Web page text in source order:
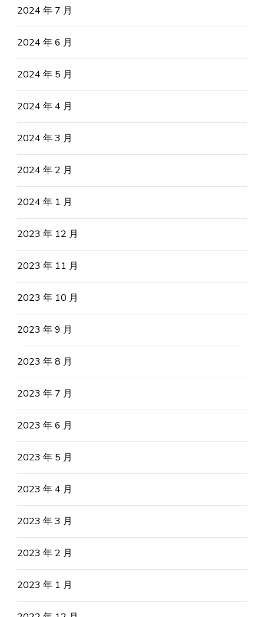
2024 年 7 月
2024 年 6 月
2024 年 5 月
2024 年 4 月
2024 年 3 月
2024 年 2 月
2024 年 1 月
2023 年 12 月
2023 年 11 月
2023 年 10 月
2023 年 9 月
2023 年 8 月
2023 年 7 月
2023 年 6 月
2023 年 5 月
2023 年 4 月
2023 年 3 月
2023 年 2 月
2023 年 1 月